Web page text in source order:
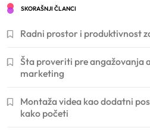
SKORAŠNJI ČLANCI
Radni prostor i produktivnost
Šta proveriti pre angažovanja
marketing
Montaža videa kao dodatni
kako početi